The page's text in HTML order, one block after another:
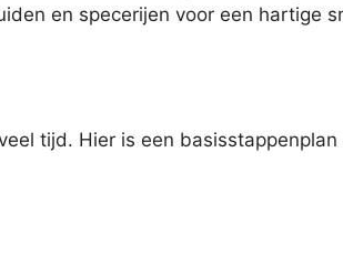
en specerijen voor een hartige
tijd. Hier is een